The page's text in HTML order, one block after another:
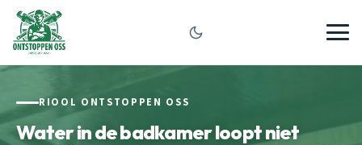
RIOOL ONTSTOPPEN OSS
Water in de badkamer loopt niet